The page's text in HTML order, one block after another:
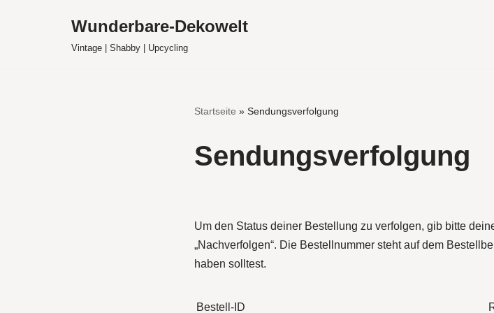
Wunderbare-Dekowelt
Vintage | Shabby | Upcycling
Startseite » Sendungsverfolgung
Sendungsverfolgung
Um den Status deiner Bestellung zu verfolgen, gib bitte
„Nachverfolgen“. Die Bestellnummer steht auf dem
haben solltest.
Bestell-ID